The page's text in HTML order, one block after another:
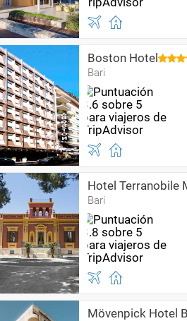
Boston Hotel
Bari
Hotel Terranobile
Bari
Mövenpick Hotel